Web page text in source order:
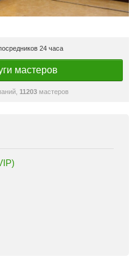
24 часа
мастеров
11203 мастеров